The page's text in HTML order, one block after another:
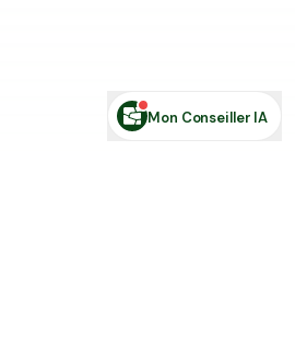
Mon Conseiller IA